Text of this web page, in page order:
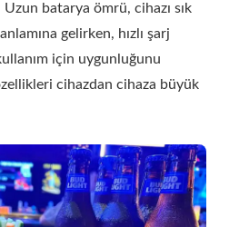
Uzun batarya ömrü, cihazı sık
gelirken, hızlı şarj
için uygunluğunu
cihazdan cihaza büyük